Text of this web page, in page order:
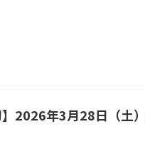
】2026年3月28日（土